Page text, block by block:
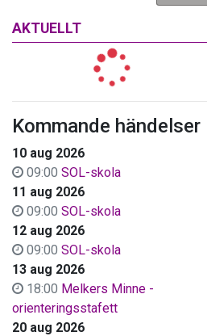
AKTUELLT
Kommande händelser
10 aug 2026
09:00 SOL-skola
11 aug 2026
09:00 SOL-skola
12 aug 2026
09:00 SOL-skola
13 aug 2026
18:00 Melkers Minne -
orienteringsstafett
20 aug 2026